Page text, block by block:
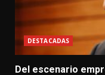
DESTACADAS
Del escenario